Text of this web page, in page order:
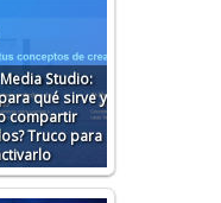
Studio:
qué sirve y
compartir
Truco para